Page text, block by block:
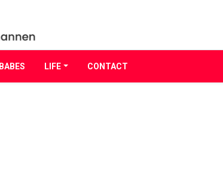
BABES LIFE CONTACT